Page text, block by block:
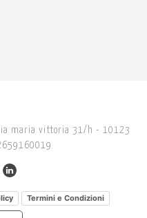
maria vittoria 31/h - 10123
Termini e Condizioni